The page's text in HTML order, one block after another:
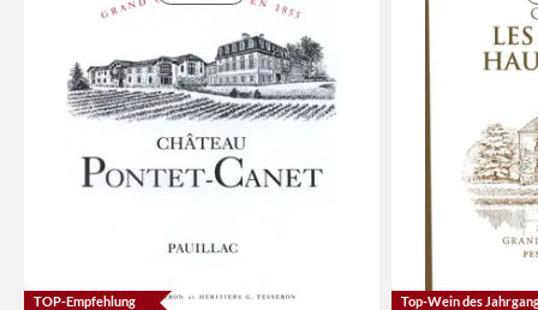
TOP-Empfehlung Top-Wein des